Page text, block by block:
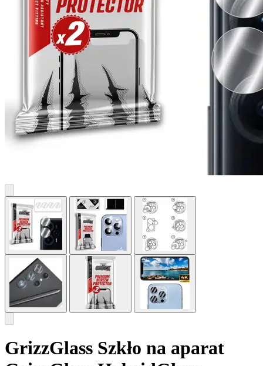
GrizzGlass Szkło na aparat